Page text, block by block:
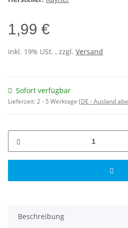
1,99 €
inkl. 19% USt. , zzgl. Versand
Sofort verfügbar
Lieferzeit:2 - 5 Werktage (DE - Ausland
Beschreibung